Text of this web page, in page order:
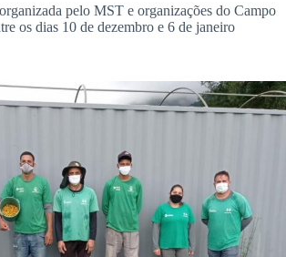
pelo MST e organizações do Campo
os dias 10 de dezembro e 6 de janeiro